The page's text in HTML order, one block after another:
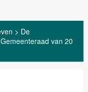
> De
Gemeenteraad van 20